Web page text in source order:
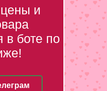
и
в боте по